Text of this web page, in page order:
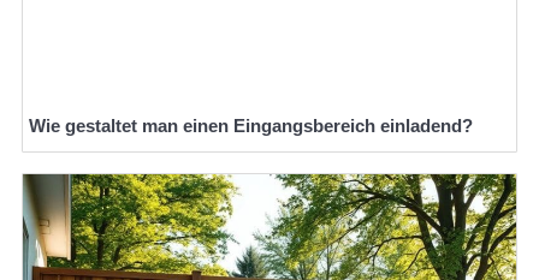
Wie gestaltet man einen Eingangsbereich einladend?